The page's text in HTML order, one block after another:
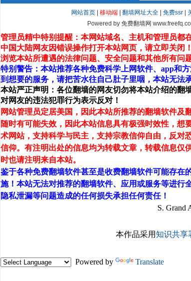
网站首页 移动端 翻墙网址大全 免费ssr
Powered by 免费翻墙网
管理员精中特别提醒：本网站域名、主机和管理员都
中国大陆网友因错误操作打开本站网页，请立即关闭
浏览本站所遭遇的法律问题、安全问题和其他所有问
特别警告：本站推荐各种免费科学上网软件、app和
到想要的服务，请把苦水往自己肚子里咽，本站无法
本站严正声明：各位翻墙的网友切勿将本站介绍的翻
对网友的违法犯罪行为表示反对！
网站管理员定居美国，因此本站所推荐的翻墙软件
随时有可能失效，因此本站信息具有极强时效性，想
术网站，支持科学与民主，支持宗教信仰自由，反对
信仰。有注明出处的信息均为转载文章，转载信息仅
时也请注明来自本站。
鉴于各种免费翻墙软件甚至是收费翻墙软件可能存在
施！本站无法对推荐的翻墙软件、应用或服务等进行
隐私泄漏等问题造成的任何损失承担任何责任！
S. Grand
本作品采用知识共享
Powered by Translate